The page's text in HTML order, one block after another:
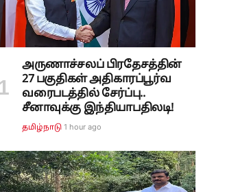
அருணாச்சலப் பிரதேசத்தின்
27 பகுதிகள் அதிகாரப்பூர்வ
வரைபடத்தில் சேர்ப்பு..
சீனாவுக்கு இந்தியாபதிலடி!
தமிழ்நாடு 1 hour ago